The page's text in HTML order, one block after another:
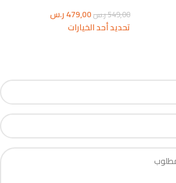
549,00ر.س479,00ر.س
تحديد أحد الخيارات